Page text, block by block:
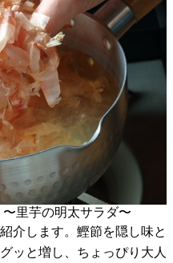
里芋の明太サラダ〜
介します。鰹節を隠し味と
ッと増し、ちょっぴり大人